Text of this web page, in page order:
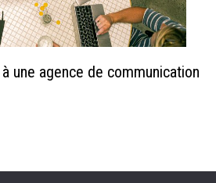
une agence de communication